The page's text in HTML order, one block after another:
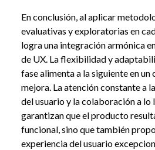
En conclusión, al aplicar
evaluativas y exploratorias en
logra una integración armónica
de UX. La flexibilidad y
fase alimenta a la siguiente en
mejora. La atención constante a
del usuario y la colaboración a lo
garantizan que el producto
funcional, sino que también
experiencia del usuario